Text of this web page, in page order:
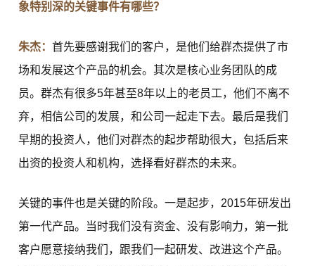
象特别深的关键事件有哪些？
朱杰： 首先要感谢我们的客户，是他们给群杰提供了市
场和发展这个产品的机会。其次是核心业务团队的成
员。群杰有很多5年甚至8年以上的老员工，他们不离不
弃，相信公司的发展，和公司一起走下去。最后是我们
早期的投资人，他们对群杰的起步帮助很大，包括后来
出资的投资人和机构，选择看好群杰的未来。
关键的事件也是关键的阶段。一是起步，2015年研发出
第一代产品。当时我们没有资金、没有影响力，第一批
客户愿意接纳我们，跟我们一起研发、改进这个产品。